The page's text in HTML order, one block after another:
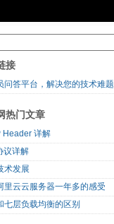
接
问答平台，解决您的技术难题
热门文章
Header 详解
议详解
术发展
里云云服务器一年多的感受
七层负载均衡的区别